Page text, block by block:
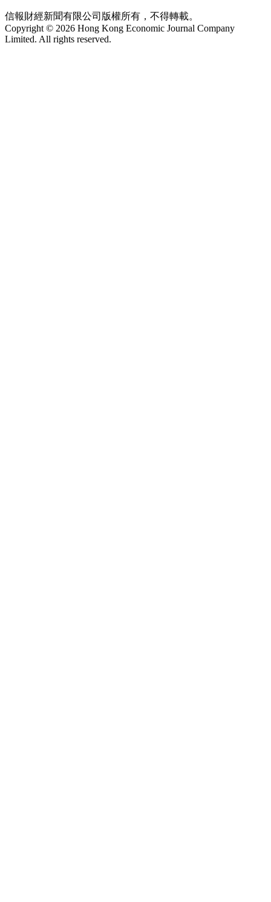
信報財經新聞有限公司版權所有，不得轉載。
Copyright © 2026 Hong Kong Economic Journal Company
Limited. All rights reserved.